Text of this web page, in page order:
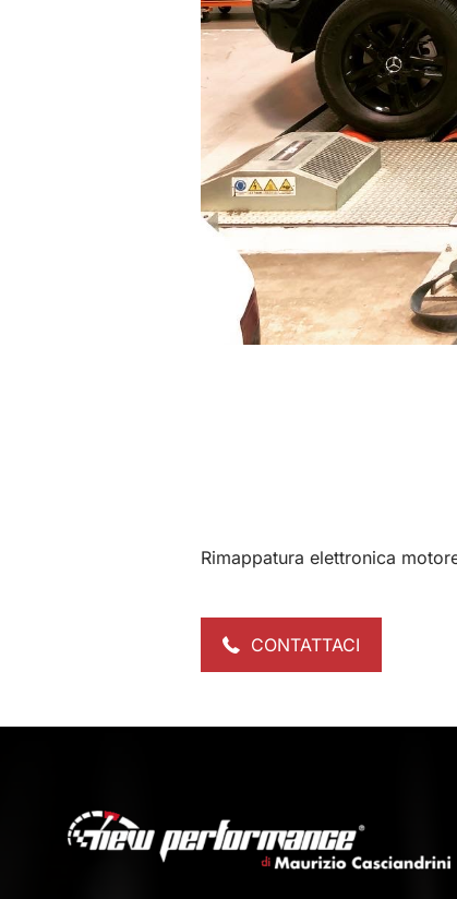
Rimappatura elettronica
CONTATTACI